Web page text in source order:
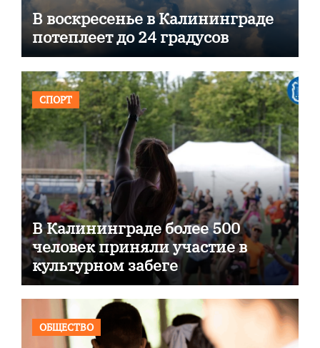
В воскресенье в Калининграде
потеплеет до 24 градусов
СПОРТ
В Калининграде более 500
человек приняли участие в
культурном забеге
ОБЩЕСТВО